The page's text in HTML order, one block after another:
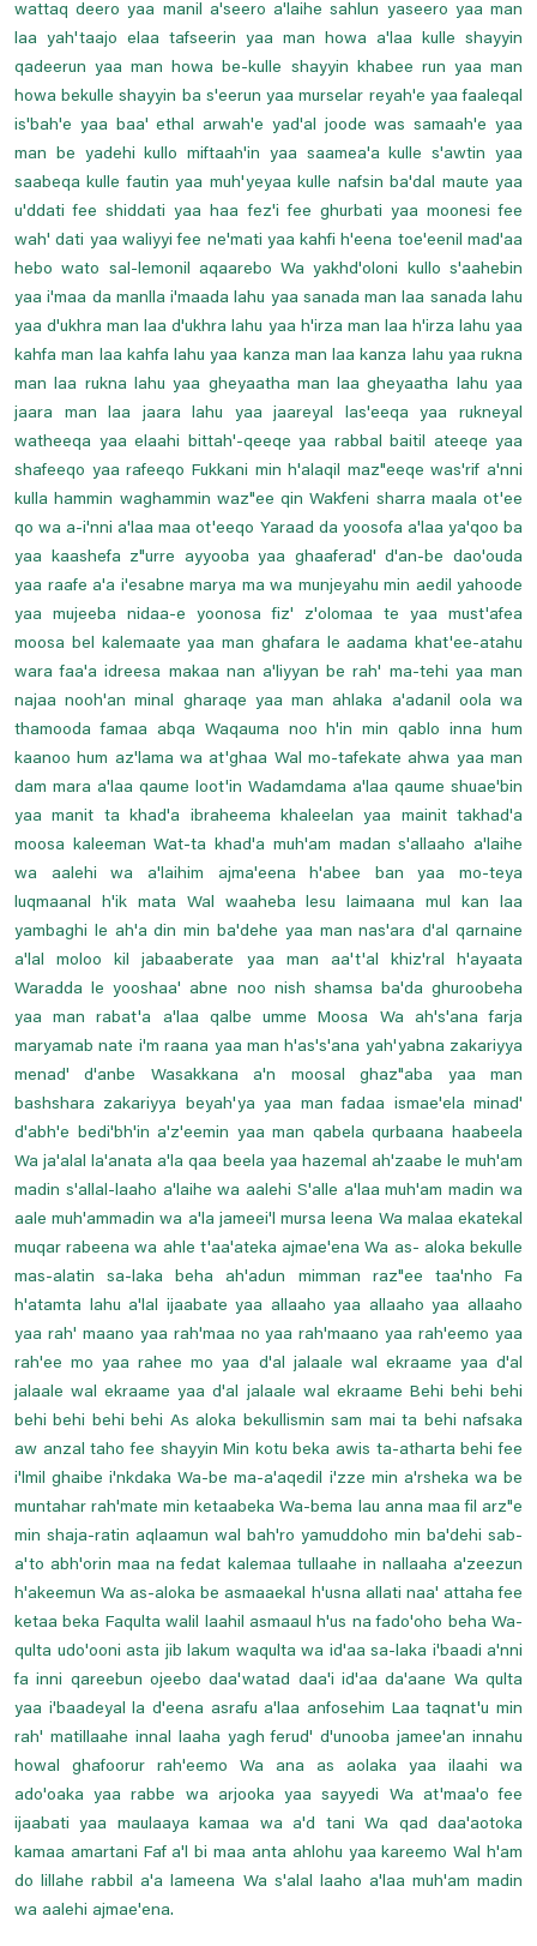
wattaq deero yaa manil a'seero a'laihe sahlun yaseero yaa man
laa yah'taajo elaa tafseerin yaa man howa a'laa kulle shayyin
qadeerun yaa man howa be-kulle shayyin khabee run yaa man
howa bekulle shayyin ba s'eerun yaa murselar reyah'e yaa faaleqal
is'bah'e yaa baa' ethal arwah'e yad'al joode was samaah'e yaa
man be yadehi kullo miftaah'in yaa saamea'a kulle s'awtin yaa
saabeqa kulle fautin yaa muh'yeyaa kulle nafsin ba'dal maute yaa
u'ddati fee shiddati yaa haa fez'i fee ghurbati yaa moonesi fee
wah' dati yaa waliyyi fee ne'mati yaa kahfi h'eena toe'eenil mad'aa
hebo wato sal-lemonil aqaarebo Wa yakhd'oloni kullo s'aahebin
yaa i'maa da manlla i'maada lahu yaa sanada man laa sanada lahu
yaa d'ukhra man laa d'ukhra lahu yaa h'irza man laa h'irza lahu yaa
kahfa man laa kahfa lahu yaa kanza man laa kanza lahu yaa rukna
man laa rukna lahu yaa gheyaatha man laa gheyaatha lahu yaa
jaara man laa jaara lahu yaa jaareyal las'eeqa yaa rukneyal
watheeqa yaa elaahi bittah'-qeeqe yaa rabbal baitil ateeqe yaa
shafeeqo yaa rafeeqo Fukkani min h'alaqil maz"eeqe was'rif a'nni
kulla hammin waghammin waz"ee qin Wakfeni sharra maala ot'ee
qo wa a-i'nni a'laa maa ot'eeqo Yaraad da yoosofa a'laa ya'qoo ba
yaa kaashefa z"urre ayyooba yaa ghaaferad' d'an-be dao'ouda
yaa raafe a'a i'esabne marya ma wa munjeyahu min aedil yahoode
yaa mujeeba nidaa-e yoonosa fiz' z'olomaa te yaa must'afea
moosa bel kalemaate yaa man ghafara le aadama khat'ee-atahu
wara faa'a idreesa makaa nan a'liyyan be rah' ma-tehi yaa man
najaa nooh'an minal gharaqe yaa man ahlaka a'adanil oola wa
thamooda famaa abqa Waqauma noo h'in min qablo inna hum
kaanoo hum az'lama wa at'ghaa Wal mo-tafekate ahwa yaa man
dam mara a'laa qaume loot'in Wadamdama a'laa qaume shuae'bin
yaa manit ta khad'a ibraheema khaleelan yaa mainit takhad'a
moosa kaleeman Wat-ta khad'a muh'am madan s'allaaho a'laihe
wa aalehi wa a'laihim ajma'eena h'abee ban yaa mo-teya
luqmaanal h'ik mata Wal waaheba lesu laimaana mul kan laa
yambaghi le ah'a din min ba'dehe yaa man nas'ara d'al qarnaine
a'lal moloo kil jabaaberate yaa man aa't'al khiz'ral h'ayaata
Waradda le yooshaa' abne noo nish shamsa ba'da ghuroobeha
yaa man rabat'a a'laa qalbe umme Moosa Wa ah's'ana farja
maryamab nate i'm raana yaa man h'as's'ana yah'yabna zakariyya
menad' d'anbe Wasakkana a'n moosal ghaz"aba yaa man
bashshara zakariyya beyah'ya yaa man fadaa ismae'ela minad'
d'abh'e bedi'bh'in a'z'eemin yaa man qabela qurbaana haabeela
Wa ja'alal la'anata a'la qaa beela yaa hazemal ah'zaabe le muh'am
madin s'allal-laaho a'laihe wa aalehi S'alle a'laa muh'am madin wa
aale muh'ammadin wa a'la jameei'l mursa leena Wa malaa ekatekal
muqar rabeena wa ahle t'aa'ateka ajmae'ena Wa as- aloka bekulle
mas-alatin sa-laka beha ah'adun mimman raz"ee taa'nho Fa
h'atamta lahu a'lal ijaabate yaa allaaho yaa allaaho yaa allaaho
yaa rah' maano yaa rah'maa no yaa rah'maano yaa rah'eemo yaa
rah'ee mo yaa rahee mo yaa d'al jalaale wal ekraame yaa d'al
jalaale wal ekraame yaa d'al jalaale wal ekraame Behi behi behi
behi behi behi behi As aloka bekullismin sam mai ta behi nafsaka
aw anzal taho fee shayyin Min kotu beka awis ta-atharta behi fee
i'lmil ghaibe i'nkdaka Wa-be ma-a'aqedil i'zze min a'rsheka wa be
muntahar rah'mate min ketaabeka Wa-bema lau anna maa fil arz"e
min shaja-ratin aqlaamun wal bah'ro yamuddoho min ba'dehi sab-
a'to abh'orin maa na fedat kalemaa tullaahe in nallaaha a'zeezun
h'akeemun Wa as-aloka be asmaaekal h'usna allati naa' attaha fee
ketaa beka Faqulta walil laahil asmaaul h'us na fado'oho beha Wa-
qulta udo'ooni asta jib lakum waqulta wa id'aa sa-laka i'baadi a'nni
fa inni qareebun ojeebo daa'watad daa'i id'aa da'aane Wa qulta
yaa i'baadeyal la d'eena asrafu a'laa anfosehim Laa taqnat'u min
rah' matillaahe innal laaha yagh ferud' d'unooba jamee'an innahu
howal ghafoorur rah'eemo Wa ana as aolaka yaa ilaahi wa
ado'oaka yaa rabbe wa arjooka yaa sayyedi Wa at'maa'o fee
ijaabati yaa maulaaya kamaa wa a'd tani Wa qad daa'aotoka
kamaa amartani Faf a'l bi maa anta ahlohu yaa kareemo Wal h'am
do lillahe rabbil a'a lameena Wa s'alal laaho a'laa muh'am madin
wa aalehi ajmae'ena.